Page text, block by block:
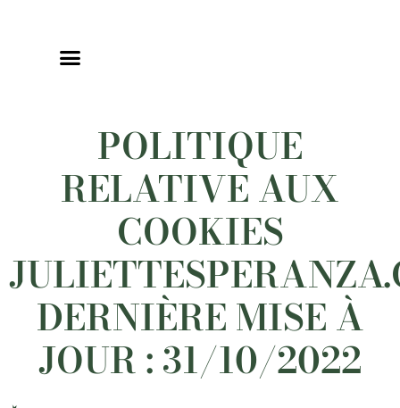
POLITIQUE
RELATIVE AUX
COOKIES
DERNIÈRE MISE À
JOUR : 31/10/2022